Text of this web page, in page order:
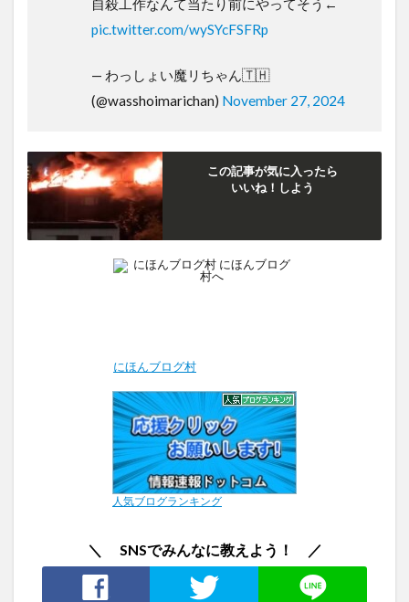
自殺工作なんて当たり前にやってそう←
pic.twitter.com/wySYcFSFRp
— わっしょい魔リちゃん🇹🇭
(@wasshoimarichan) November 27, 2024
この記事が気に入ったら
いいね！しよう
にほんブログ村
人気ブログランキング
＼ SNSでみんなに教えよう！ ／